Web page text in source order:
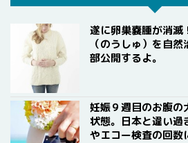
遂に卵巣嚢腫が消滅
（のうしゅ）を自
部公開するよ。
妊娠９週目のお腹の
状態。日本と違い過
やエコー検査の回数